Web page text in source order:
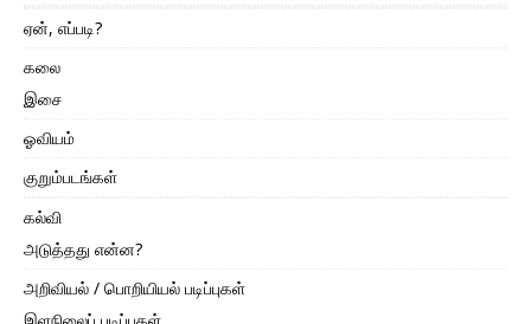
ஏன், எப்படி?
கலை
இசை
ஓவியம்
குறும்படங்கள்
கல்வி
அடுத்தது என்ன?
அறிவியல் / பொறியியல் படிப்புகள்
இளநிலைப் படிப்புகள்